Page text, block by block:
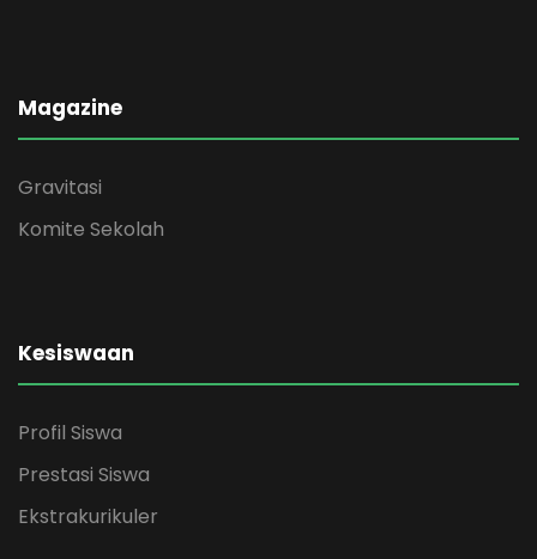
Magazine
Gravitasi
Komite Sekolah
Kesiswaan
Profil Siswa
Prestasi Siswa
Ekstrakurikuler